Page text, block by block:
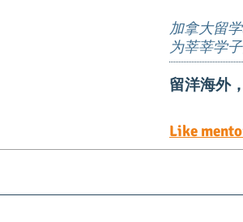
加拿大留
为莘莘学
留洋海外
Like